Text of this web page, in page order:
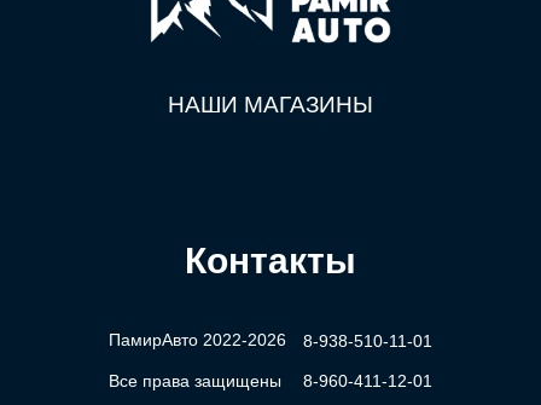
НАШИ МАГАЗИНЫ
Контакты
ПамирАвто 2022-2026
Все права защищены
8-938-510-11-01
8-960-411-12-01